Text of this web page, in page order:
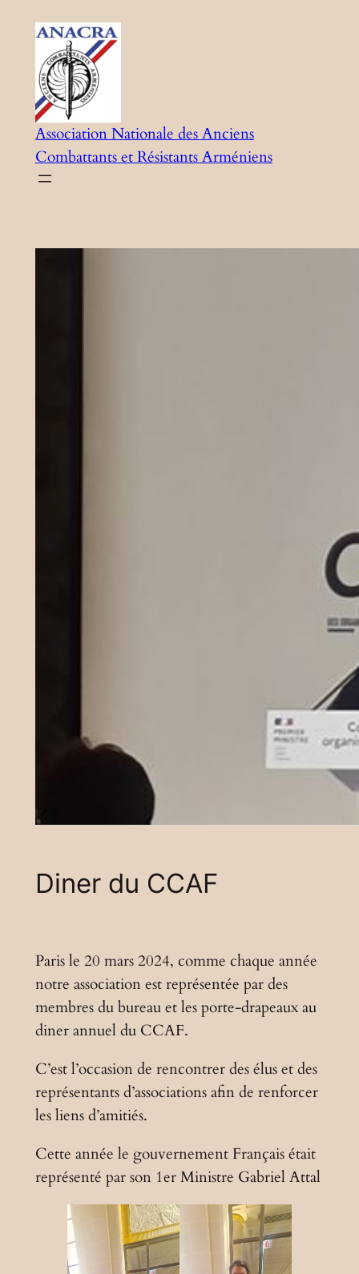
contenu
Association Nationale des Anciens
Combattants et Résistants Arméniens
Diner du CCAF
Paris le 20 mars 2024, comme chaque année
notre association est représentée par des
membres du bureau et les porte-drapeaux au
diner annuel du CCAF.
C’est l’occasion de rencontrer des élus et des
représentants d’associations afin de renforcer
les liens d’amitiés.
Cette année le gouvernement Français était
représenté par son 1er Ministre Gabriel Attal